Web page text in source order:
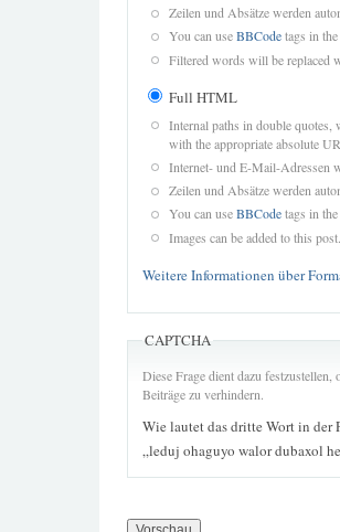
Zeilen und Absätze werden
You can useBBCodetags in
Filtered words will be replaced
Full HTML
Internal paths in double quotes,
with the appropriate absolute
Internet- und E-Mail-Adressen
Zeilen und Absätze werden
You can useBBCodetags in
Images can be added to this post.
Weitere Informationen über
CAPTCHA
Diese Frage dient dazu
Beiträge zu verhindern.
Wie lautet das dritte Wort in der
„leduj ohaguyo walor dubaxol